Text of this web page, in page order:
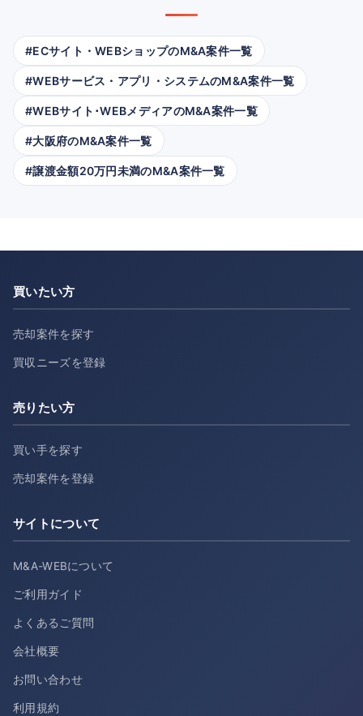
#ECサイト・WEBショップのM&A案件一覧
#WEBサービス・アプリ・システムのM&A案件一覧
#WEBサイト･WEBメディアのM&A案件一覧
#大阪府のM&A案件一覧
#譲渡金額20万円未満のM&A案件一覧
買いたい方
売却案件を探す
買収ニーズを登録
売りたい方
買い手を探す
売却案件を登録
サイトについて
M&A-WEBについて
ご利用ガイド
よくあるご質問
会社概要
お問い合わせ
利用規約